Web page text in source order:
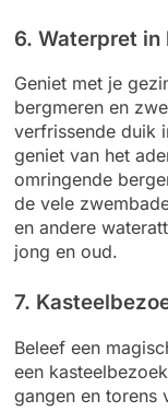
6. Waterpret
Geniet met je
bergmeren en
verfrissende duik
geniet van het
omringende
de vele
en andere
jong en oud.
7.
Beleef een
een
gangen en torens